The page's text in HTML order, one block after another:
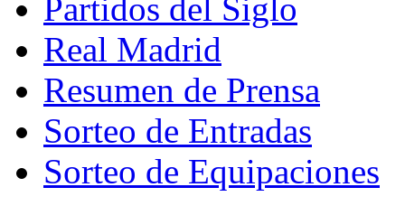
Partidos del Siglo
Real Madrid
Resumen de Prensa
Sorteo de Entradas
Sorteo de Equipaciones